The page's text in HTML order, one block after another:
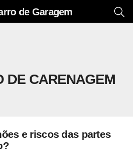
de Garagem
DE CARENAGEM
e riscos das partes